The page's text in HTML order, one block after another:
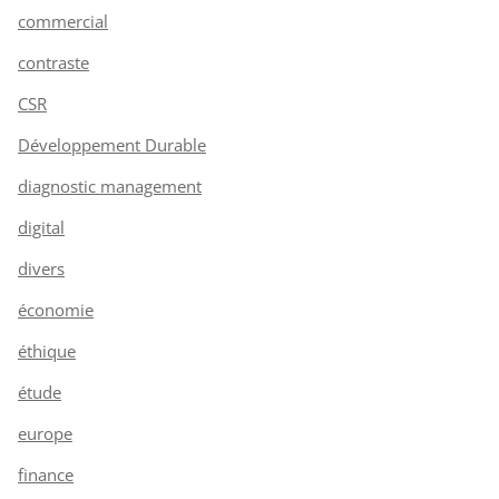
commercial
contraste
CSR
Développement Durable
diagnostic management
digital
divers
économie
éthique
étude
europe
finance